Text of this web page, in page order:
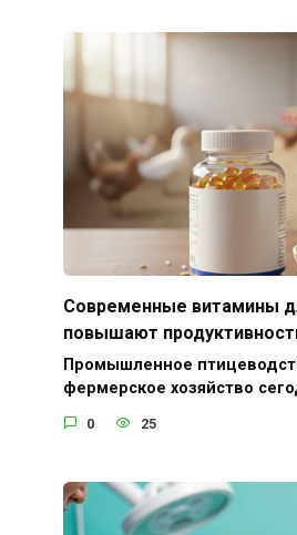
Современные витамины
повышают
Промышленное
фермерское хозяйство
0 25